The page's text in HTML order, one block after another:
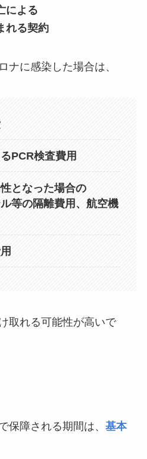
による
れる契約
ナに感染した場合は、
PCR検査費用
となった場合の
等の隔離費用、航空機
取れる可能性が高いで
保障される期間は、 基本